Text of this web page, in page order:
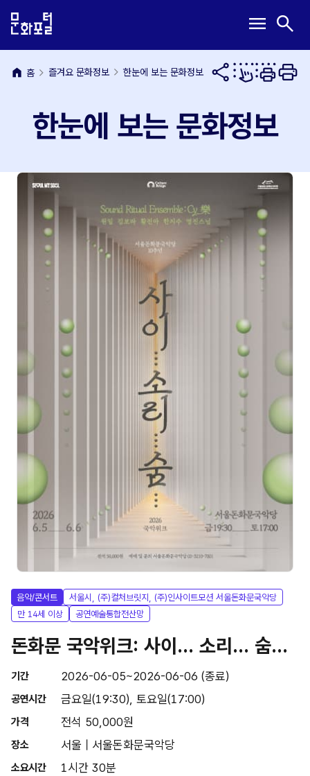
문
내
용
메
뉴
바
메
열
기
menu 검
열
기
search
home 홈 즐겨요 문화정보 한눈에 보는 문화정보
한눈에 보는 문화정보
음악/콘서트
서울시, (주)컬처브릿지, (주)인사이트모션 서울돈화문국악당
만 14세 이상
공연예술통합전산망
돈화문 국악위크: 사이... 소리... 숨...
기간 2026-06-05~2026-06-06 (종료)
공연시간 금요일(19:30), 토요일(17:00)
가격 전석 50,000원
장소 서울 | 서울돈화문국악당
소요시간 1시간 30분